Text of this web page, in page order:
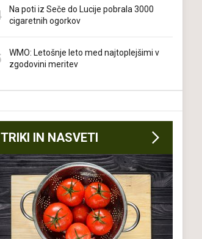
Na poti iz Seče do Lucije pobrala 3000
cigaretnih ogorkov
WMO: Letošnje leto med najtoplejšimi v
zgodovini meritev
TRIKI IN NASVETI